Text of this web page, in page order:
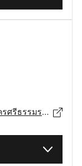
10/10 ถ.พัฒนาการคูขวาง ต.ในเมือง อ.เมืองนครศรีธรรมราช จ.นครศรีธรรมราช, นครศรีธรรมราช - 80000